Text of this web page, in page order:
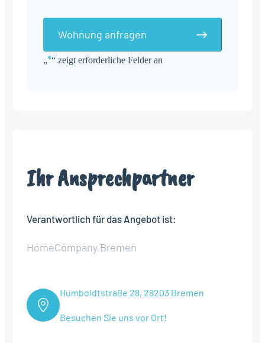
„*“ zeigt erforderliche Felder an
Wohnung anfragen
Ihr Ansprechpartner
Verantwortlich für das Angebot ist:
HomeCompany Bremen
Humboldtstraße 28, 28203 Bremen
Besuchen Sie uns vor Ort!